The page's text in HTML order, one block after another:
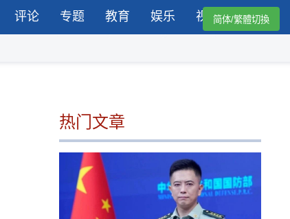
评论 专题 教育 娱乐 视频简体/繁體切換
热门文章